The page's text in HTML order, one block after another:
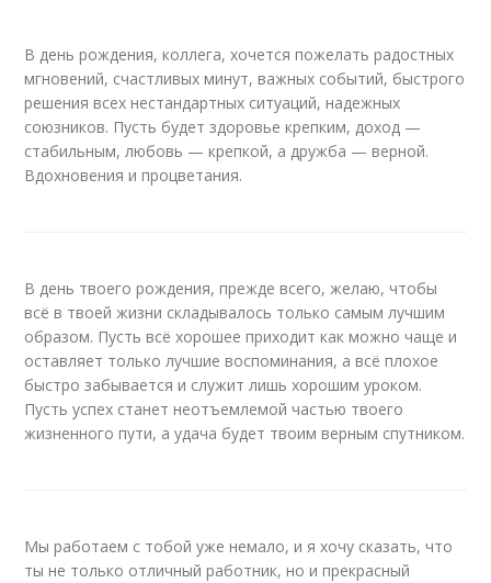
В день рождения, коллега, хочется пожелать радостных
мгновений, счастливых минут, важных событий, быстрого
решения всех нестандартных ситуаций, надежных
союзников. Пусть будет здоровье крепким, доход —
стабильным, любовь — крепкой, а дружба — верной.
Вдохновения и процветания.
В день твоего рождения, прежде всего, желаю, чтобы
всё в твоей жизни складывалось только самым лучшим
образом. Пусть всё хорошее приходит как можно чаще и
оставляет только лучшие воспоминания, а всё плохое
быстро забывается и служит лишь хорошим уроком.
Пусть успех станет неотъемлемой частью твоего
жизненного пути, а удача будет твоим верным спутником.
Мы работаем с тобой уже немало, и я хочу сказать, что
ты не только отличный работник, но и прекрасный